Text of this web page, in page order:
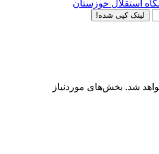
استقلال خوزستان
لینک کپی شده!
شد. بخش‌های موردنیاز